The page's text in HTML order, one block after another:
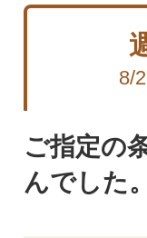
8/
ご指定の
んでした。